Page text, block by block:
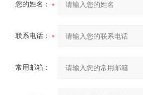
您的姓名：
联系电话：
常用邮箱：